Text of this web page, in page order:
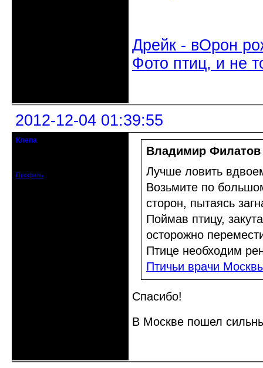
Дрейк - вОрон
Фото птиц, и не
2012-12-04 01:39:55
Клепа
Профиль
Владимир
Лучше ловить
Возьмите по
сторон, пытаясь
Поймав птицу,
осторожно
Птице необходим
Птичьи врачи
Спасибо!
В Москве пошел